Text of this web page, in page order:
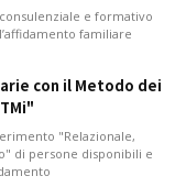
e formativo
familiare
con il Metodo dei
"Relazionale,
di persone disponibili e